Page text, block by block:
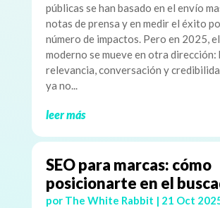
públicas se han basado en el envío
notas de prensa y en medir el éxito
número de impactos. Pero en 2025,
moderno se mueve en otra dirección:
relevancia, conversación y
ya no...
leer más
SEO para marcas: cómo
posicionarte en el
por The White Rabbit | 21 Oct